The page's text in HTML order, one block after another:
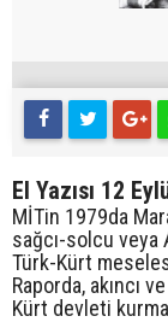
El Yazısı 12
MİTin 1979da
sağcı-solcu
Türk-Kürt
Raporda, akıncı
Kürt devleti